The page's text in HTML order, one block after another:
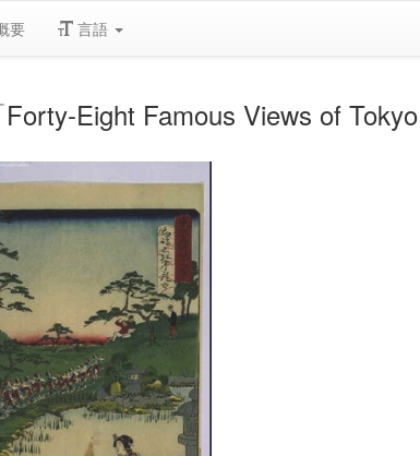
要 言語
Eight Famous Views of